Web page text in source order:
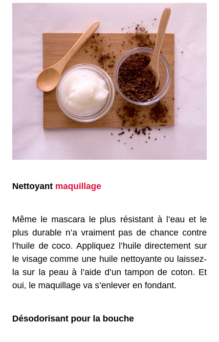
Nettoyant maquillage
Même le mascara le plus résistant à l’eau et le
plus durable n’a vraiment pas de chance contre
l’huile de coco. Appliquez l’huile directement sur
le visage comme une huile nettoyante ou laissez-
la sur la peau à l’aide d’un tampon de coton. Et
oui, le maquillage va s’enlever en fondant.
Désodorisant pour la bouche